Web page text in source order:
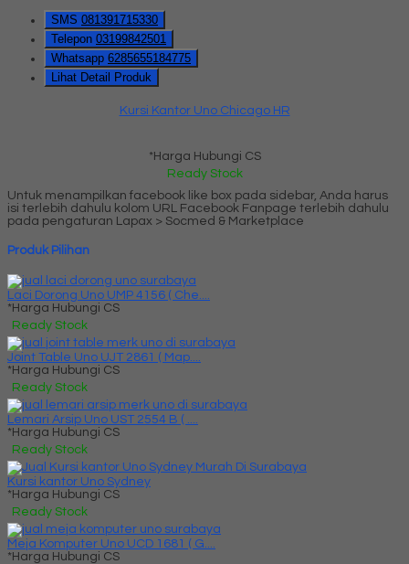
SMS 081391715330
Telepon 03199842501
Whatsapp 6285655184775
Lihat Detail Produk
Kursi Kantor Uno Chicago HR
*Harga Hubungi CS
Ready Stock
Untuk menampilkan facebook like box pada sidebar, Anda harus
isi terlebih dahulu kolom URL Facebook Fanpage terlebih dahulu
pada pengaturan Lapax > Socmed & Marketplace
Produk Pilihan
Laci Dorong Uno UMP 4156 ( Che....
*Harga Hubungi CS
Ready Stock
Joint Table Uno UJT 2861 ( Map....
*Harga Hubungi CS
Ready Stock
Lemari Arsip Uno UST 2554 B ( ....
*Harga Hubungi CS
Ready Stock
Kursi kantor Uno Sydney
*Harga Hubungi CS
Ready Stock
Meja Komputer Uno UCD 1681 ( G....
*Harga Hubungi CS